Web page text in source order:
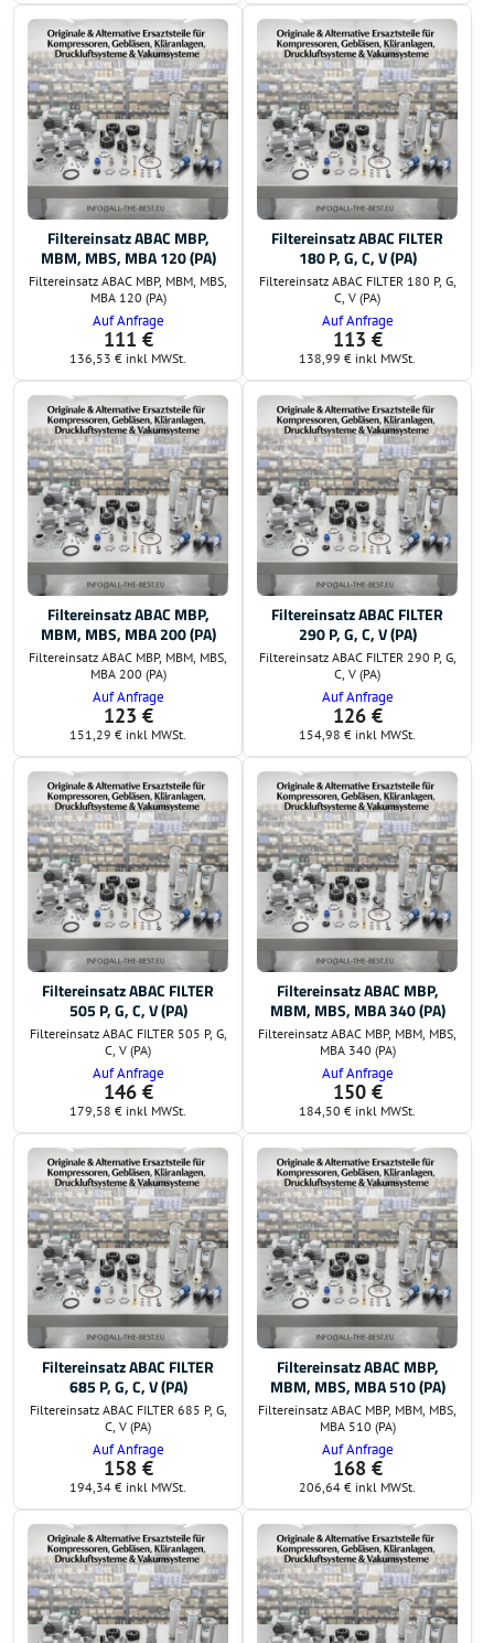
Filtereinsatz ABAC MBP,
MBM, MBS, MBA 120 (PA)
Filtereinsatz ABAC MBP, MBM, MBS,
MBA 120 (PA)
Auf Anfrage
111 €
136,53 € inkl MWSt.
Filtereinsatz ABAC FILTER
180 P, G, C, V (PA)
Filtereinsatz ABAC FILTER 180 P, G,
C, V (PA)
Auf Anfrage
113 €
138,99 € inkl MWSt.
Filtereinsatz ABAC MBP,
MBM, MBS, MBA 200 (PA)
Filtereinsatz ABAC MBP, MBM, MBS,
MBA 200 (PA)
Auf Anfrage
123 €
151,29 € inkl MWSt.
Filtereinsatz ABAC FILTER
290 P, G, C, V (PA)
Filtereinsatz ABAC FILTER 290 P, G,
C, V (PA)
Auf Anfrage
126 €
154,98 € inkl MWSt.
Filtereinsatz ABAC FILTER
505 P, G, C, V (PA)
Filtereinsatz ABAC FILTER 505 P, G,
C, V (PA)
Auf Anfrage
146 €
179,58 € inkl MWSt.
Filtereinsatz ABAC MBP,
MBM, MBS, MBA 340 (PA)
Filtereinsatz ABAC MBP, MBM, MBS,
MBA 340 (PA)
Auf Anfrage
150 €
184,50 € inkl MWSt.
Filtereinsatz ABAC FILTER
685 P, G, C, V (PA)
Filtereinsatz ABAC FILTER 685 P, G,
C, V (PA)
Auf Anfrage
158 €
194,34 € inkl MWSt.
Filtereinsatz ABAC MBP,
MBM, MBS, MBA 510 (PA)
Filtereinsatz ABAC MBP, MBM, MBS,
MBA 510 (PA)
Auf Anfrage
168 €
206,64 € inkl MWSt.